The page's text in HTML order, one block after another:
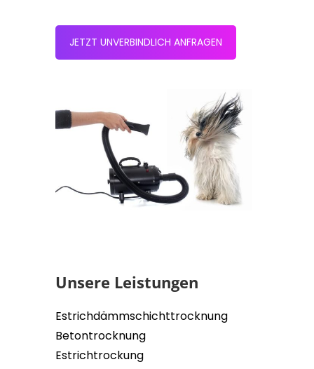
JETZT UNVERBINDLICH ANFRAGEN
Unsere Leistungen
Estrichdämmschichttrocknung
Betontrocknung
Estrichtrockung